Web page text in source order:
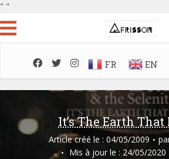
" "
FR EN
It’s The Earth That
Article créé le : 04/05/2009
Mis à jour le : 24/05/2020